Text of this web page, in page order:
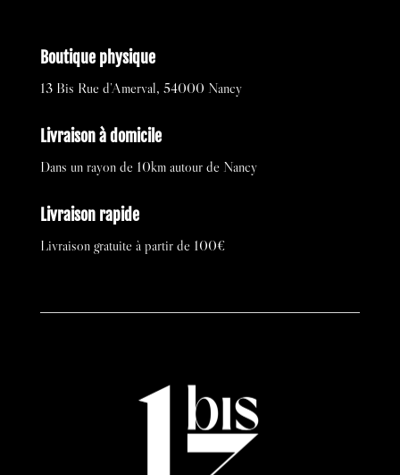
Boutique physique
13 Bis Rue d’Amerval, 54000 Nancy
Livraison à domicile
Dans un rayon de 10km autour de Nancy
Livraison rapide
Livraison gratuite à partir de 100€